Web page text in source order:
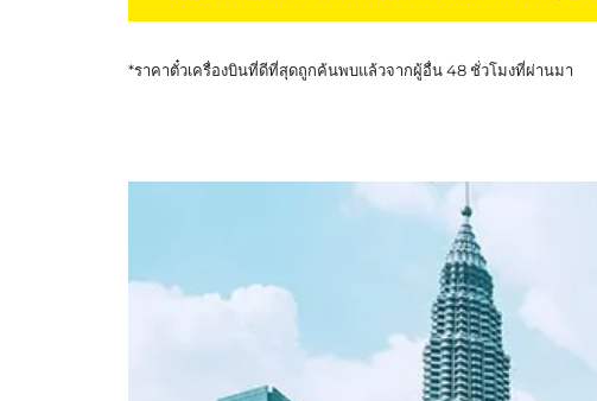
*ราคาตั๋วเครื่องบินที่ดีที่สุดถูกค้นพบแล้วจากผู้อื่น 48 ชั่วโมงที่ผ่านมา